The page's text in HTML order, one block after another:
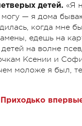
детей. «Я
— я дома
когда мне
едешь на
на волне
Ксении и
моложе я был,
Приходько